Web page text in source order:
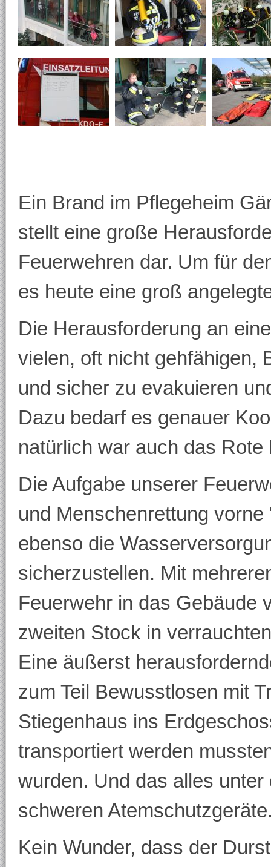
Ein Brand im Pflegeheim
stellt eine große
Feuerwehren dar. Um für
es heute eine groß
Die Herausforderung an
vielen, oft nicht gehfähigen,
und sicher zu evakuieren
Dazu bedarf es genauer
natürlich war auch das
Die Aufgabe unserer
und Menschenrettung
ebenso die
sicherzustellen. Mit
Feuerwehr in das Gebäude
zweiten Stock in
Eine äußerst
zum Teil Bewusstlosen mit
Stiegenhaus ins
transportiert werden
wurden. Und das alles
schweren
Kein Wunder, dass der